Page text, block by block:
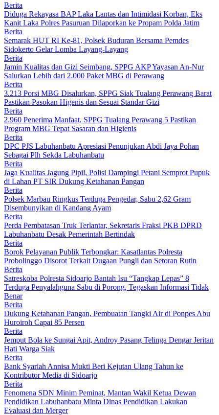
Berita
Diduga Rekayasa BAP Laka Lantas dan Intimidasi Korban, Eks
Kanit Laka Polres Pasuruan Dilaporkan ke Propam Polda Jatim
Berita
Semarak HUT RI Ke-81, Polsek Buduran Bersama Pemdes
Sidokerto Gelar Lomba Layang-Layang
Berita
Jamin Kualitas dan Gizi Seimbang, SPPG AKP Yayasan An-Nur
Salurkan Lebih dari 2.000 Paket MBG di Perawang
Berita
3.213 Porsi MBG Disalurkan, SPPG Siak Tualang Perawang Barat
Pastikan Pasokan Higenis dan Sesuai Standar Gizi
Berita
2.960 Penerima Manfaat, SPPG Tualang Perawang 5 Pastikan
Program MBG Tepat Sasaran dan Higienis
Berita
DPC PJS Labuhanbatu Apresiasi Penunjukan Abdi Jaya Pohan
Sebagai Plh Sekda Labuhanbatu
Berita
Jaga Kualitas Jagung Pipil, Polisi Dampingi Petani Semprot Pupuk
di Lahan PT SIR Dukung Ketahanan Pangan
Berita
Polsek Marbau Ringkus Terduga Pengedar, Sabu 2,62 Gram
Disembunyikan di Kandang Ayam
Berita
Perda Pembatasan Truk Terlantar, Sekretaris Fraksi PKB DPRD
Labuhanbatu Desak Pemerintah Bertindak
Berita
Borok Pelayanan Publik Terbongkar: Kasatlantas Polresta
Probolinggo Disorot Terkait Dugaan Pungli dan Setoran Rutin
Berita
Satreskoba Polresta Sidoarjo Bantah Isu “Tangkap Lepas” 8
Terduga Penyalahguna Sabu di Porong, Tegaskan Informasi Tidak
Benar
Berita
Dukung Ketahanan Pangan, Pembuatan Tangki Air di Ponpes Abu
Huroiroh Capai 85 Persen
Berita
Jemput Bola ke Sungai Apit, Androy Pasang Telinga Dengar Jeritan
Hati Warga Siak
Berita
Bank Syariah Annisa Mukti Beri Kejutan Ulang Tahun ke
Kontributor Media di Sidoarjo
Berita
Fenomena SDN Minim Peminat, Mantan Wakil Ketua Dewan
Pendidikan Labuhanbatu Minta Dinas Pendidikan Lakukan
Evaluasi dan Merger